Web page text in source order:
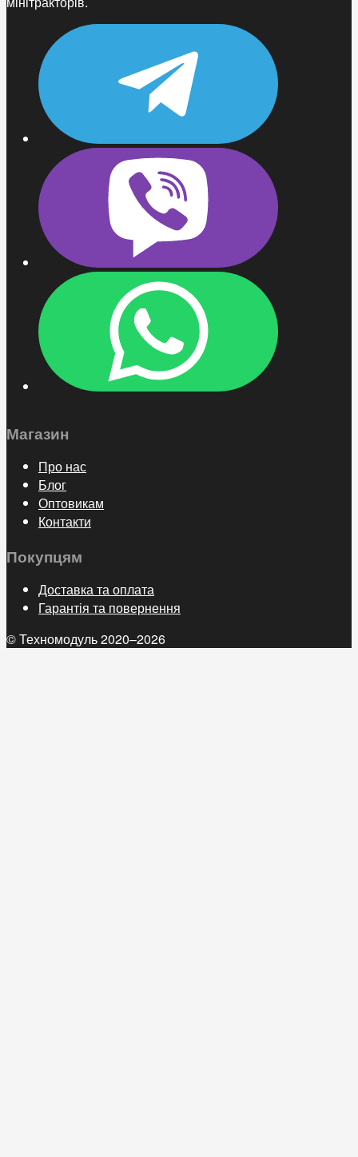
Магазин
Про нас
Блог
Оптовикам
Контакти
Покупцям
Доставка та оплата
Гарантія та повернення
© Техномодуль 2020–2026